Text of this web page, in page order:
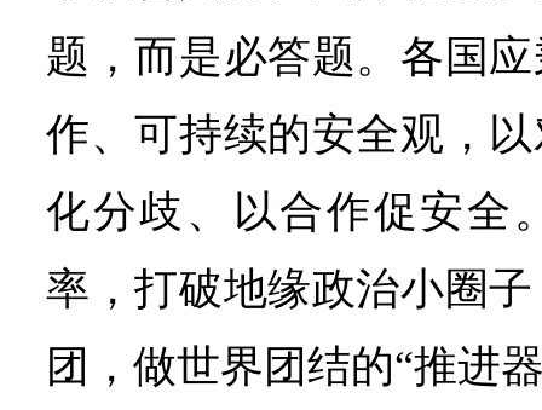
题，而是必答题。各国
作、可持续的安全观，
化分歧、以合作促安全
率，打破地缘政治小圈
团，做世界团结的“推进